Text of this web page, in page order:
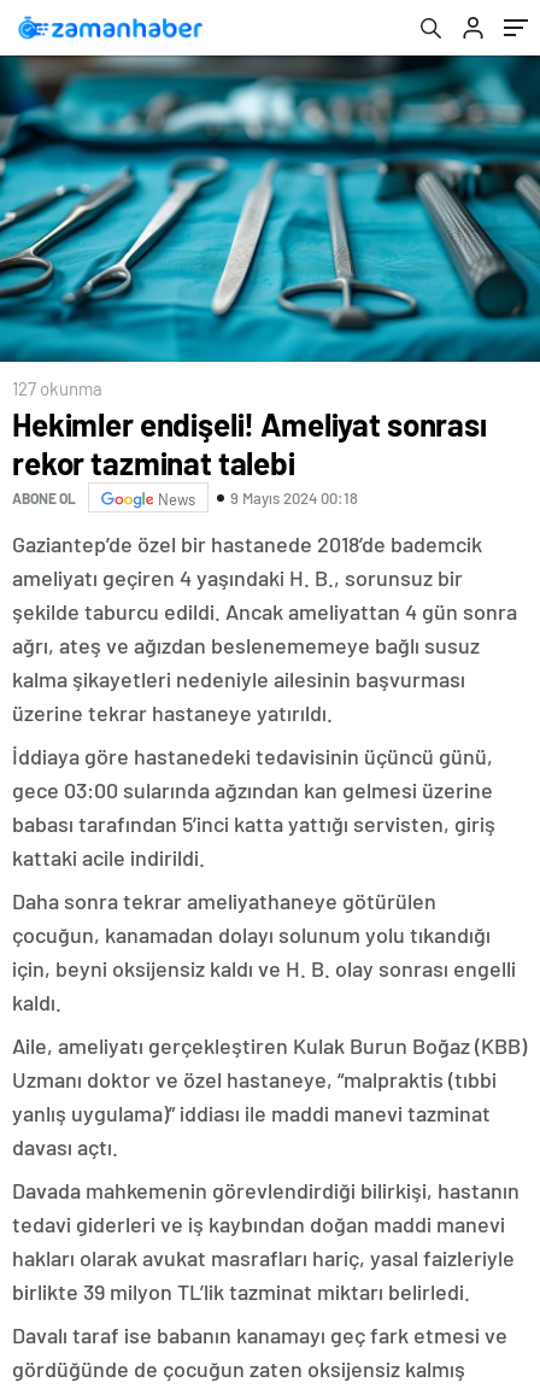
127 okunma
Hekimler endişeli! Ameliyat sonrası
rekor tazminat talebi
ABONE OL News 9 Mayıs 2024 00:18
Gaziantep’de özel bir hastanede 2018’de bademcik
ameliyatı geçiren 4 yaşındaki H. B., sorunsuz bir
şekilde taburcu edildi. Ancak ameliyattan 4 gün sonra
ağrı, ateş ve ağızdan beslenememeye bağlı susuz
kalma şikayetleri nedeniyle ailesinin başvurması
üzerine tekrar hastaneye yatırıldı.
İddiaya göre hastanedeki tedavisinin üçüncü günü,
gece 03:00 sularında ağzından kan gelmesi üzerine
babası tarafından 5’inci katta yattığı servisten, giriş
kattaki acile indirildi.
Daha sonra tekrar ameliyathaneye götürülen
çocuğun, kanamadan dolayı solunum yolu tıkandığı
için, beyni oksijensiz kaldı ve H. B. olay sonrası engelli
kaldı.
Aile, ameliyatı gerçekleştiren Kulak Burun Boğaz (KBB)
Uzmanı doktor ve özel hastaneye, “malpraktis (tıbbi
yanlış uygulama)” iddiası ile maddi manevi tazminat
davası açtı.
Davada mahkemenin görevlendirdiği bilirkişi, hastanın
tedavi giderleri ve iş kaybından doğan maddi manevi
hakları olarak avukat masrafları hariç, yasal faizleriyle
birlikte 39 milyon TL’lik tazminat miktarı belirledi.
Davalı taraf ise babanın kanamayı geç fark etmesi ve
gördüğünde de çocuğun zaten oksijensiz kalmış